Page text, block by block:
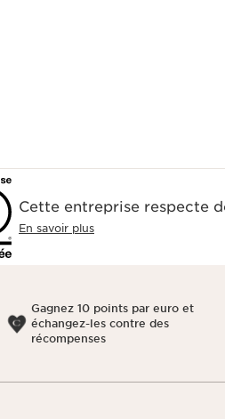
Cette entreprise respecte
En savoir plus
Gagnez 10 points par euro et
échangez-les contre des
récompenses